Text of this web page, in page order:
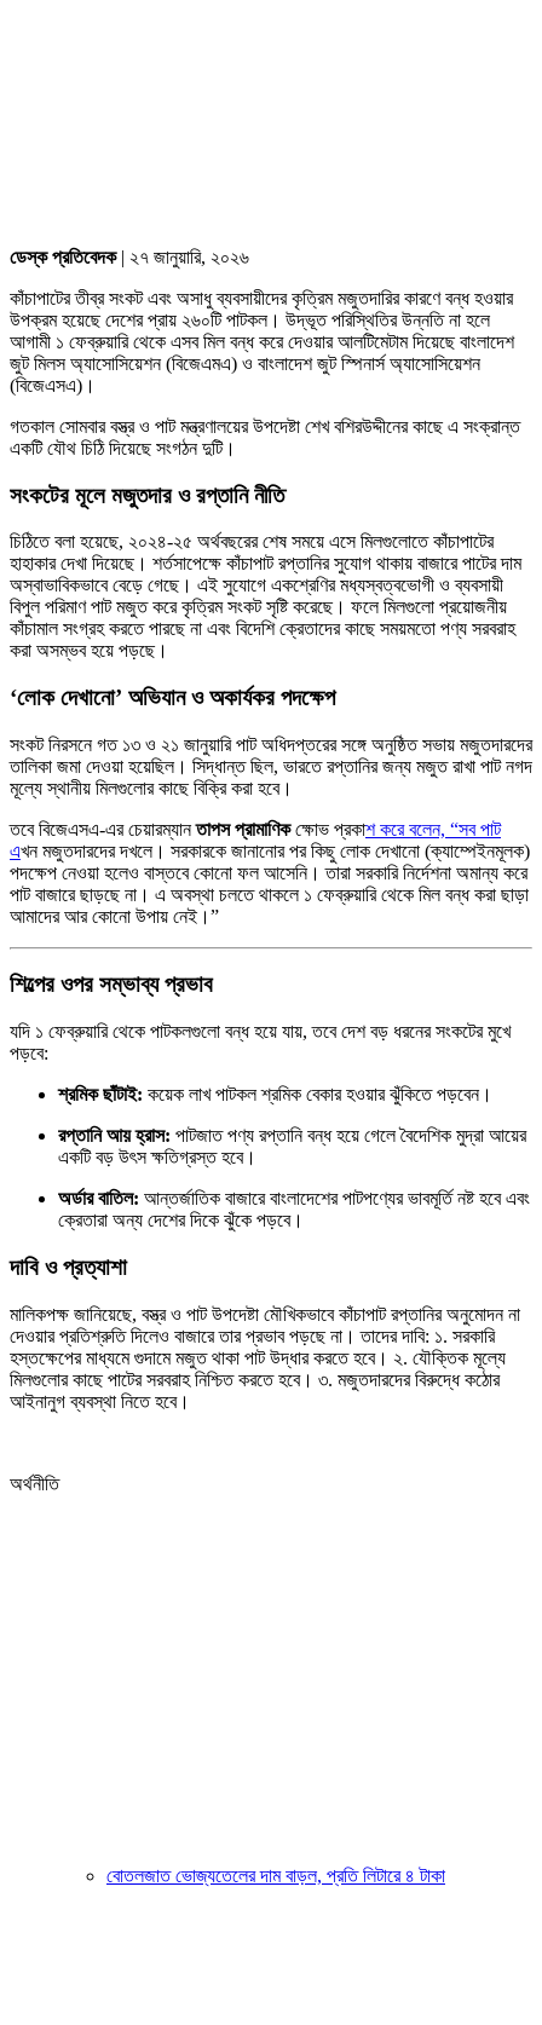
ডেস্ক প্রতিবেদক| ২৭ জানুয়ারি, ২০২৬
কাঁচাপাটের তীব্র সংকট এবং অসাধু ব্যবসায়ীদের কৃত্রিম মজুতদারির কারণে বন্ধ হওয়ার
উপক্রম হয়েছে দেশের প্রায় ২৬০টি পাটকল। উদ্ভূত পরিস্থিতির উন্নতি না হলে
আগামী ১ ফেব্রুয়ারি থেকে এসব মিল বন্ধ করে দেওয়ার আলটিমেটাম দিয়েছে বাংলাদেশ
জুট মিলস অ্যাসোসিয়েশন (বিজেএমএ) ও বাংলাদেশ জুট স্পিনার্স অ্যাসোসিয়েশন
(বিজেএসএ)।
গতকাল সোমবার বস্ত্র ও পাট মন্ত্রণালয়ের উপদেষ্টা শেখ বশিরউদ্দীনের কাছে এ সংক্রান্ত
একটি যৌথ চিঠি দিয়েছে সংগঠন দুটি।
সংকটের মূলে মজুতদার ও রপ্তানি নীতি
চিঠিতে বলা হয়েছে, ২০২৪-২৫ অর্থবছরের শেষ সময়ে এসে মিলগুলোতে কাঁচাপাটের
হাহাকার দেখা দিয়েছে। শর্তসাপেক্ষে কাঁচাপাট রপ্তানির সুযোগ থাকায় বাজারে পাটের দাম
অস্বাভাবিকভাবে বেড়ে গেছে। এই সুযোগে একশ্রেণির মধ্যস্বত্বভোগী ও ব্যবসায়ী
বিপুল পরিমাণ পাট মজুত করে কৃত্রিম সংকট সৃষ্টি করেছে। ফলে মিলগুলো প্রয়োজনীয়
কাঁচামাল সংগ্রহ করতে পারছে না এবং বিদেশি ক্রেতাদের কাছে সময়মতো পণ্য সরবরাহ
করা অসম্ভব হয়ে পড়ছে।
‘লোক দেখানো’ অভিযান ও অকার্যকর পদক্ষেপ
সংকট নিরসনে গত ১৩ ও ২১ জানুয়ারি পাট অধিদপ্তরের সঙ্গে অনুষ্ঠিত সভায় মজুতদারদের
তালিকা জমা দেওয়া হয়েছিল। সিদ্ধান্ত ছিল, ভারতে রপ্তানির জন্য মজুত রাখা পাট নগদ
মূল্যে স্থানীয় মিলগুলোর কাছে বিক্রি করা হবে।
তবে বিজেএসএ-এর চেয়ারম্যানতাপস প্রামাণিকক্ষোভ প্রকাশ করে বলেন, “সব পাট
এখন মজুতদারদের দখলে। সরকারকে জানানোর পর কিছু লোক দেখানো (ক্যাম্পেইনমূলক)
পদক্ষেপ নেওয়া হলেও বাস্তবে কোনো ফল আসেনি। তারা সরকারি নির্দেশনা অমান্য করে
পাট বাজারে ছাড়ছে না। এ অবস্থা চলতে থাকলে ১ ফেব্রুয়ারি থেকে মিল বন্ধ করা ছাড়া
আমাদের আর কোনো উপায় নেই।”
শিল্পের ওপর সম্ভাব্য প্রভাব
যদি ১ ফেব্রুয়ারি থেকে পাটকলগুলো বন্ধ হয়ে যায়, তবে দেশ বড় ধরনের সংকটের মুখে
পড়বে:
শ্রমিক ছাঁটাই: কয়েক লাখ পাটকল শ্রমিক বেকার হওয়ার ঝুঁকিতে পড়বেন।
রপ্তানি আয় হ্রাস: পাটজাত পণ্য রপ্তানি বন্ধ হয়ে গেলে বৈদেশিক মুদ্রা আয়ের
একটি বড় উৎস ক্ষতিগ্রস্ত হবে।
অর্ডার বাতিল: আন্তর্জাতিক বাজারে বাংলাদেশের পাটপণ্যের ভাবমূর্তি নষ্ট হবে এবং
ক্রেতারা অন্য দেশের দিকে ঝুঁকে পড়বে।
দাবি ও প্রত্যাশা
মালিকপক্ষ জানিয়েছে, বস্ত্র ও পাট উপদেষ্টা মৌখিকভাবে কাঁচাপাট রপ্তানির অনুমোদন না
দেওয়ার প্রতিশ্রুতি দিলেও বাজারে তার প্রভাব পড়ছে না। তাদের দাবি: ১. সরকারি
হস্তক্ষেপের মাধ্যমে গুদামে মজুত থাকা পাট উদ্ধার করতে হবে। ২. যৌক্তিক মূল্যে
মিলগুলোর কাছে পাটের সরবরাহ নিশ্চিত করতে হবে। ৩. মজুতদারদের বিরুদ্ধে কঠোর
আইনানুগ ব্যবস্থা নিতে হবে।
অর্থনীতি
বোতলজাত ভোজ্যতেলের দাম বাড়ল, প্রতি লিটারে ৪ টাকা